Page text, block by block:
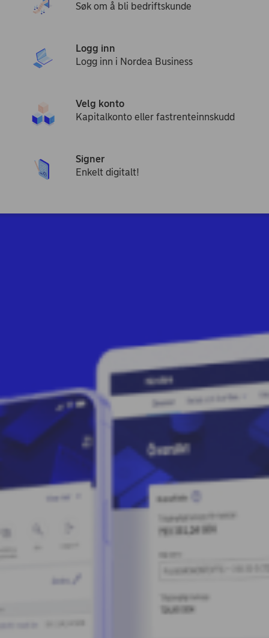
Søk om å bli bedriftskunde
Logg inn
Logg inn i Nordea Business
Velg konto
Kapitalkonto eller fastrenteinnskudd
Signer
Enkelt digitalt!